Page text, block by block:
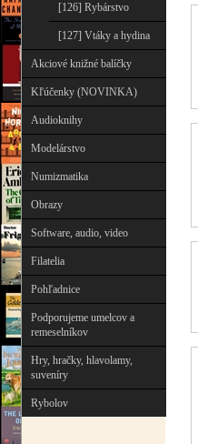
[126] Rybárstvo
[127] Vtáky a hydina
Akciové knižné balíčky
Kľúčenky (NOVINKA)
Audioknihy
Modelárstvo
Numizmatika
Obrazy
Software, audio, video
Filatelia
Pohľadnice
Podporujeme umelcov a
remeselníkov
Hry, hračky, hlavolamy,
suveníry
Rybolov